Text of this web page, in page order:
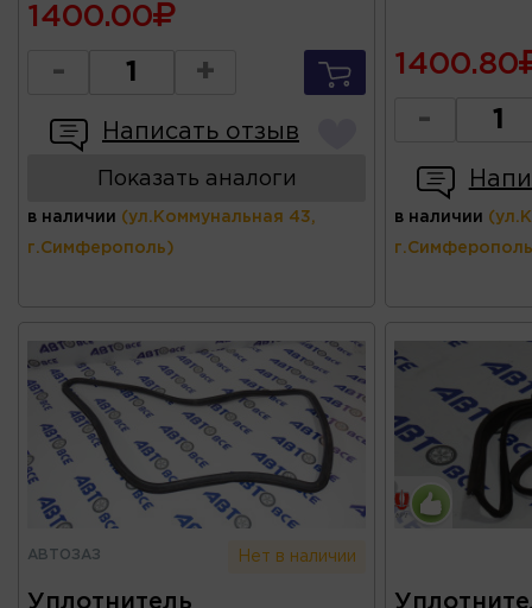
1400.00
- +
Написать отзыв
Показать аналоги
в наличии (ул.Коммунальная 43,
г.Симферополь)
1400.80
-
в наличии
АВТОЗАЗ Нет в наличии
Уплотнитель